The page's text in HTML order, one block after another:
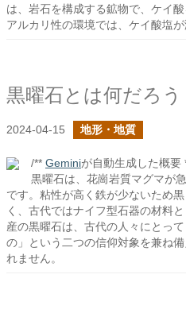
は、岩石を構成する鉱物で、ケイ
アルカリ性の環境では、ケイ酸塩が
黒曜石とは何だろう
2024-04-15 地形・地質
/** Geminiが自動生成した概要
黒曜石は、花崗岩質マグマが
です。粘性が高く鉄が少ないため
く、古代ではナイフ型石器の材料
産の黒曜石は、古代の人々にとっ
の」という二つの信仰対象を兼ね
れません。